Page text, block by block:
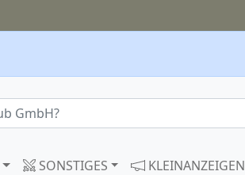
SONSTIGES KLEINANZEIGEN